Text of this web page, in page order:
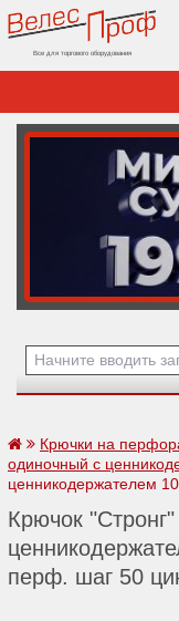
Все для торгового оборудования
Крючки на
одиночный с
ценникодержателем
Крючок
перф. шаг 50